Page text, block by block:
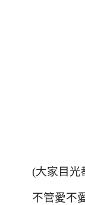
(大家目光
不管愛不